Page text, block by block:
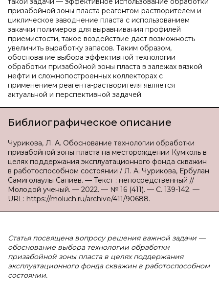
призабойной зоны пласта реагентом-растворителем и
циклическое заводнение пласта с использованием
закачки полимеров для выравнивания профилей
приемистости, такое воздействие даст возможность
увеличить выработку запасов. Таким образом,
обоснование выбора эффективной технологии
обработки призабойной зоны пласта в залежах вязкой
нефти и сложнопостроенных коллекторах с
применением реагента-растворителя является
актуальной и перспективной задачей.
Библиографическое описание
Чурикова, Л. А. Обоснование технологии обработки
призабойной зоны пласта на месторождении Кумколь в
целях поддержания эксплуатационного фонда скважин
в работоспособном состоянии / Л. А. Чурикова, Ербулан
Самиголаулы Сапиев. — Текст : непосредственный //
Молодой ученый. — 2022. — № 16 (411). — С. 139-142. —
URL: https://moluch.ru/archive/411/90688.
Статья посвящена вопросу решения важной задачи —
обоснование выбора технологии обработки
призабойной зоны пласта в целях поддержания
эксплуатационного фонда скважин в работоспособном
состоянии.